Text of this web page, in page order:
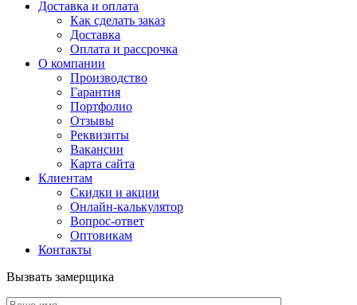
Доставка и оплата
Как сделать заказ
Доставка
Оплата и рассрочка
О компании
Производство
Гарантия
Портфолио
Отзывы
Реквизиты
Вакансии
Карта сайта
Клиентам
Скидки и акции
Онлайн-калькулятор
Вопрос-ответ
Оптовикам
Контакты
Вызвать замерщика